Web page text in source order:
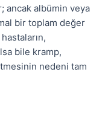
ancak albümin veya
bir toplam değer
bile kramp,
nedeni tam